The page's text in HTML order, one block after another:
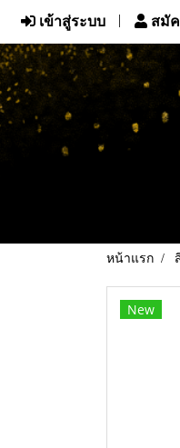
เข้าสู่ระบบ สมัค
หน้าแรก
New